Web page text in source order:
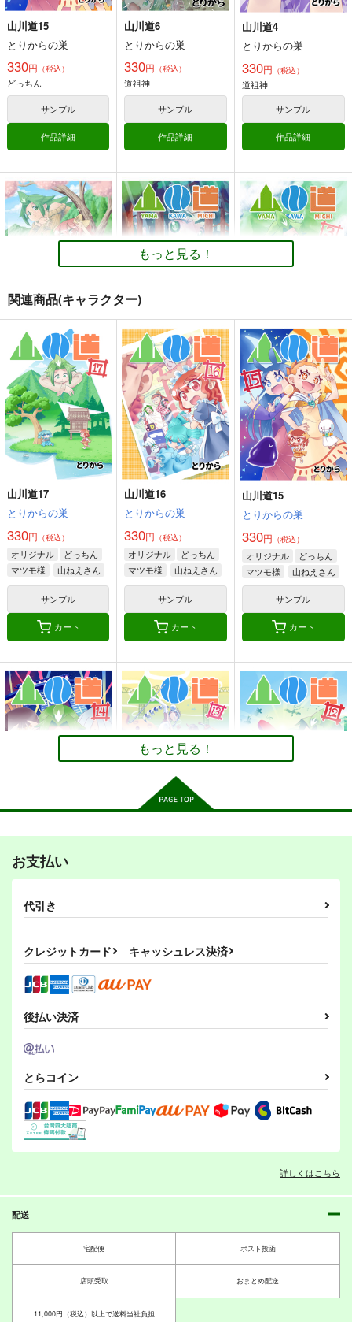
オリジナル同人て売れ
るの？＋オリジナル同
人の電子書籍て売れる
の？etc…～なんだか
んだ赤字出さず20年
続いたよ記録～
ぽっぽこっこ
（税込）
オリジナル
サンプル
カート
残夏の家出（総集編）
amaretto
1,599円（税込）
オリジナル
サンプル
カート
ミカゲはミカゲの背後
霊
まるちぷるCAFE
（税込）
サンプル
カート
逢魔ヶ屋 2 「コトダ
マ」
ぽっぽこっこ
110円（税込）
カート
君があこがれ 7
ゆゆ
330円（税込）
オリジナル
カート
スナイパー
The Basics
ミリタリーナレッジレ
ポーツ
1,650円
オリジナル
カート
ポーツ
1,650円
オリジナル
乱痴気事虫所
110円（税込） 110円（税込）
竜の飼い方教えます
乱痴気事虫所
オリジナル
東秋院鈴子
カート
箱庭のアリス
オリジナル
カート
カート
角と板と魔法記師8
とりからの巣
（税込）
ベル・メリオン
アシオ・グレース
ホワイト
サンプル
カート
角と板と魔法記師7
とりからの巣
440円（税込）
ベル・メリオン
アシオ・グレース
ホワイト
サンプル
カート
小さめの魔法師匠と大
きめの魔法少女。8
マフィン・フラガ
ハルナス・アイザラ
サンプル
カート
角と板と魔法記師6
とりからの巣
円（税込）
オリジナル
アシオ・グレース
ホワイト
サンプル
カート
○○を撫でるだけの簡
単なお仕事（3）
とりからの巣
330 （税込）
瀬川なでる
幡布れい
サンプル
カート
○○を撫でるだけの簡
単なお仕事（2）
とりからの巣
330 （税込）
瀬川なでる
幡布れい
サンプル
カート
単なお仕事（1）
とりからの巣
330円（税込）
オリジナル
瀬川なでる
幡布れい
サンプル
カート
きめの魔法少女。7
とりからの巣
440円
デミタス・カッフェ
アシオ・グレース
とりからの巣
山川道15
とりからの巣
330円 （税込）
どっちん
サンプル
作品詳細
山川道6
とりからの巣
330円 （税込）
道祖神
サンプル
作品詳細
山川道4
とりからの巣
330円 （税込）
道祖神
サンプル
作品詳細
山川道
とりからの巣
220円（税込）
道祖神
サンプル
作品詳細
山川道２
とりからの巣
220円（税込）
道祖神
サンプル
作品詳細
山川道3
とりからの巣
330円（税込）
道祖神
サンプル
作品詳細
山川道9
とりからの巣
330円（税込）
どっちん
山川道12
とりからの巣
330円（税込）
どっちん
サンプル
作品詳細
山川道11
とりからの巣
330円（税込）
どっちん
山川道10
とりからの巣
330円（税込）
どっちん
サンプル
作品詳細
山川道13
330円（税込） 330円
山川道16
山川道17
もっと見る！
関連商品(キャラクター)
山川道17
とりからの巣
330円 （税込）
オリジナル
どっちん
マツモ様
山ねえさん
サンプル
カート
山川道16
とりからの巣
330円 （税込）
オリジナル
どっちん
マツモ様
山ねえさん
サンプル
カート
山川道15
とりからの巣
330円 （税込）
オリジナル
どっちん
マツモ様
山ねえさん
サンプル
カート
山川道14
とりからの巣
330円（税込）
マツモ様
山川道13
330円（税込）
山川道12
330円（税込）
とりからの巣
330円
山ねえさん
カート
とりからの巣
とりからの巣
マツモ様
サンプル
もっと見る！
お支払い
代引き
クレジットカード キャッシュレス決済
後払い決済
とらコイン
詳しくはこちら
配送
宅配便 ポスト投函
店頭受取 おまとめ配送
11,000円（税込）以上で送料当社負担